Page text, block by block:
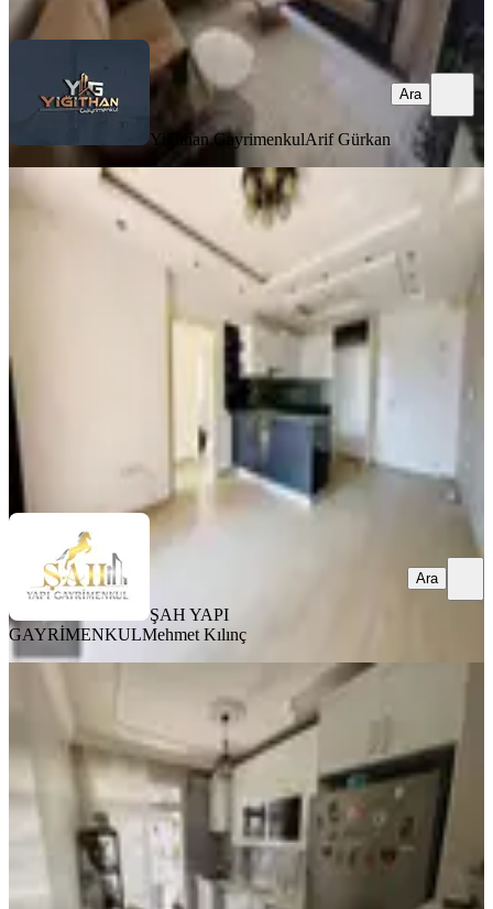
Ara
Yiğithan GayrimenkulArif Gürkan
Ara
Şah Yapı'dan Merkezi Konum
Havuzlu Nezih Site 2+1 Satılık Daire
Yenişehir, Çiftlikköy Mahallesi
8. Kat·08.08.2026
ŞAH YAPI GAYRİMENKUL Mehmet Kılınç
Ara
ŞAH YAPI
GAYRİMENKULMehmet Kılınç
Ara
Arda'dan Mersin Yenişehir
Batıkent'de Site İçi Doğalgazlı 3+1
Yenişehir, Batıkent Mahallesi
3+1·140 m² 2. Kat·07.08.2026
4.600.000 ₺